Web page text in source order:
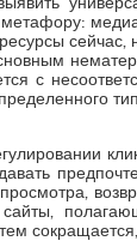
сейчас,
с